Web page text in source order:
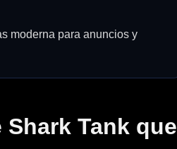
moderna para anuncios y
Tank que